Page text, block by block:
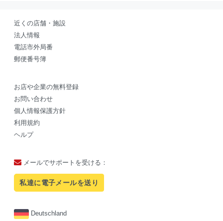
近くの店舗・施設
法人情報
電話市外局番
郵便番号簿
お店や企業の無料登録
お問い合わせ
個人情報保護方針
利用規約
ヘルプ
メールでサポートを受ける：
私達に電子メールを送り
Deutschland